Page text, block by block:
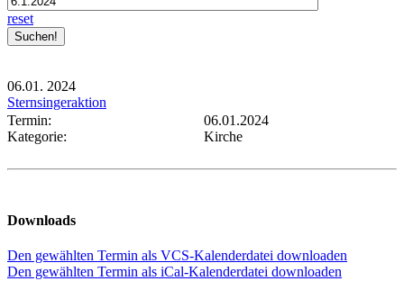
reset
06.01. 2024
Sternsingeraktion
Termin:
06.01.2024
Kategorie:
Kirche
Downloads
Den gewählten Termin als VCS-Kalenderdatei downloaden
Den gewählten Termin als iCal-Kalenderdatei downloaden